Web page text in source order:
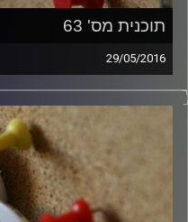
תוכנית מס' 63
29/05/2016
קלאסיקות רוק עם אורן הוף.
włodi